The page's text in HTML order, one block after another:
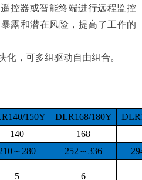
控器或智能终端进行远程监控
露和潜在风险，提高了工作的
化，可多组驱动自由组合。
150Y DLR168/180Y
140
168
～280 252～336
5 6